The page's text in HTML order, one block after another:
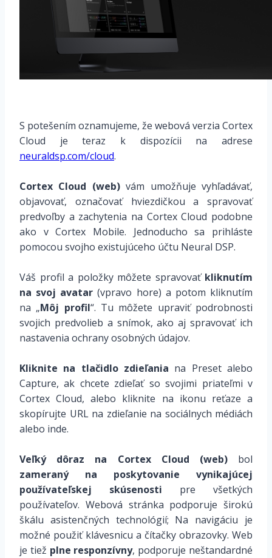
S potešením oznamujeme, že webová verzia Cortex
Cloud je teraz k dispozícii na adrese
neuraldsp.com/cloud.
Cortex Cloud (web)vám umožňuje vyhľadávať,
objavovať, označovať hviezdičkou a spravovať
predvoľby a zachytenia na Cortex Cloud podobne
ako v Cortex Mobile. Jednoducho sa prihláste
pomocou svojho existujúceho účtu Neural DSP.
Váš profil a položky môžete spravovať kliknutím
na svoj avatar (vpravo hore) a potom kliknutím
na „Môj profil“. Tu môžete upraviť podrobnosti
svojich predvolieb a snímok, ako aj spravovať ich
nastavenia ochrany osobných údajov.
Kliknite na tlačidlo zdieľania na Preset alebo
Capture, ak chcete zdieľať so svojimi priateľmi v
Cortex Cloud, alebo kliknite na ikonu reťaze a
skopírujte URL na zdieľanie na sociálnych médiách
alebo inde.
Veľký dôraz na Cortex Cloud (web)bol
zameraný na poskytovanie vynikajúcej
používateľskej skúsenosti pre všetkých
používateľov. Webová stránka podporuje širokú
škálu asistenčných technológií; Na navigáciu je
možné použiť klávesnicu a čítačky obrazovky. Web
je tiež plne responzívny, podporuje neštandardné